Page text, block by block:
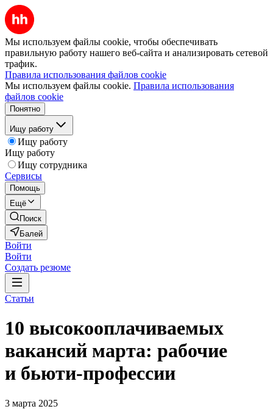
Мы используем файлы cookie, чтобы обеспечивать
правильную работу нашего веб-сайта и анализировать сетевой
трафик.
Правила использования файлов cookie
Мы используем файлы cookie. Правила использования
файлов cookie
Понятно
Ищу работу
Ищу работу
Ищу работу
Ищу сотрудника
Сервисы
Помощь
Ещё
Поиск
Балей
Войти
Войти
Создать резюме
Статьи
10 высокооплачиваемых
вакансий марта: рабочие
и бьюти-профессии
3 марта 2025